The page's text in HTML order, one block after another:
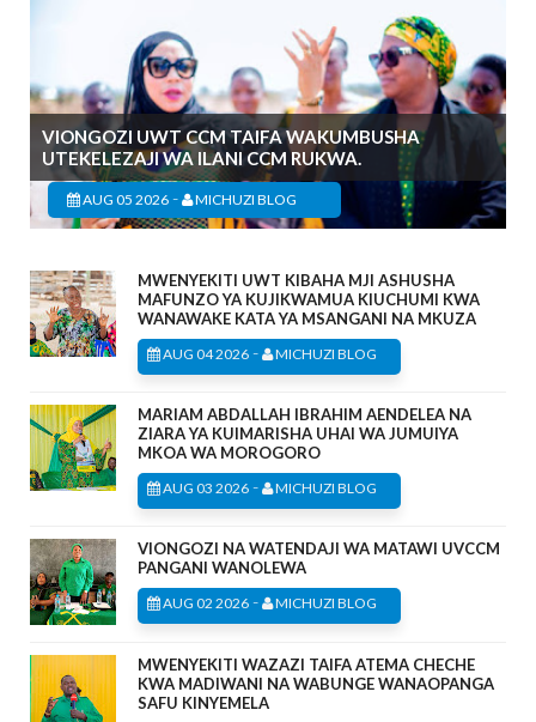
VIONGOZI UWT CCM TAIFA WAKUMBUSHA
UTEKELEZAJI WA ILANI CCM RUKWA.
AUG 05 2026 - MICHUZI BLOG
MWENYEKITI UWT KIBAHA MJI ASHUSHA
MAFUNZO YA KUJIKWAMUA KIUCHUMI KWA
WANAWAKE KATA YA MSANGANI NA MKUZA
AUG 04 2026 - MICHUZI BLOG
MARIAM ABDALLAH IBRAHIM AENDELEA NA
ZIARA YA KUIMARISHA UHAI WA JUMUIYA
MKOA WA MOROGORO
AUG 03 2026 - MICHUZI BLOG
VIONGOZI NA WATENDAJI WA MATAWI UVCCM
PANGANI WANOLEWA
AUG 02 2026 - MICHUZI BLOG
MWENYEKITI WAZAZI TAIFA ATEMA CHECHE
KWA MADIWANI NA WABUNGE WANAOPANGA
SAFU KINYEMELA